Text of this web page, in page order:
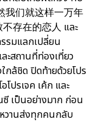
我们就这样一万年
存在的恋人 และ
รมแลกเปลี่ยน
ะสถานที่ท่องเที่ยว
ล้ชิด ปิดท้ายด้วยโปร
ปรเจค เค้ก และ
ซี เป็นอย่างมาก ก่อน
วานส่งทุกคนกลับ